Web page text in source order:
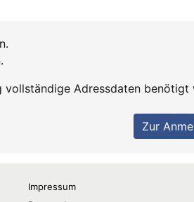
Impressum